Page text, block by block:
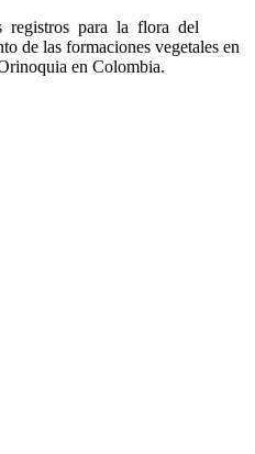
registros para la flora del
de las formaciones vegetales en
en Colombia.